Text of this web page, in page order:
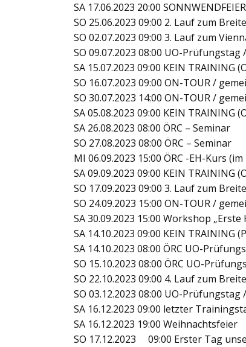
SA 17.06.2023 20:00
SO 25.06.2023 09:00 2. Lauf zum
SO 02.07.2023 09:00 3. Lauf zum
SO 09.07.2023 08:00 UO-
SA 15.07.2023 09:00 KEIN TRAINING
SO 16.07.2023 09:00 ON-TOUR /
SO 30.07.2023 14:00 ON-TOUR /
SA 05.08.2023 09:00 KEIN TRAINING
SA 26.08.2023 08:00 ÖRC – Seminar
SO 27.08.2023 08:00 ÖRC – Seminar
MI 06.09.2023 15:00 ÖRC -EH-Kurs
SA 09.09.2023 09:00 KEIN TRAINING
SO 17.09.2023 09:00 3. Lauf zum
SO 24.09.2023 15:00 ON-TOUR /
SA 30.09.2023 15:00 Workshop
SA 14.10.2023 09:00 KEIN TRAINING
SA 14.10.2023 08:00 ÖRC UO-
SO 15.10.2023 08:00 ÖRC UO-
SO 22.10.2023 09:00 4. Lauf zum
SO 03.12.2023 08:00 UO-Prüfungstag
SA 16.12.2023 09:00 letzter
SA 16.12.2023 19:00 Weihnachtsfeier
SO 17.12.2023 09:00 Erster Tag